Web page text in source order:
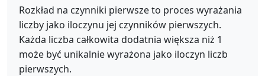
Rozkład na czynniki pierwsze to proces wyrażania
liczby jako iloczynu jej czynników pierwszych.
Każda liczba całkowita dodatnia większa niż 1
może być unikalnie wyrażona jako iloczyn liczb
pierwszych.